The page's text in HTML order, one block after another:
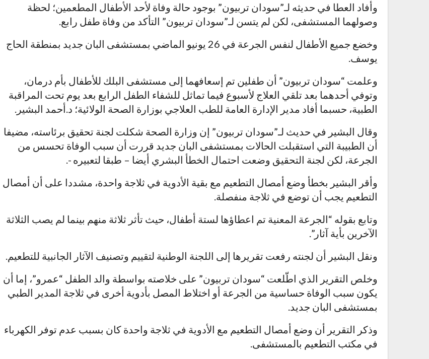
وأفاد العطا في حديثه لـ”سودان تربيون” بوجود حالة وفاة لأحد الأطفال المطعمين؛ لحظة
وصولهما المستشفى، لكن لم يتسن لـ”سودان تربيون” التأكد من وفاة طفل رابع.
وخضع جميع الأطفال لنفس الجرعة في 26 يونيو الماضي بمستشفى البان جديد بمنطقة الحاج
يوسف.
وعلمت “سودان تربيون” أن طفلين تم إسعافهما إلى مستشفى البلك للأطفال بأم درمان،
وتوفي أحدهما بعد تلقي العلاج لأسبوع فيما تماثل للشفاء الطفل الرابع بعد يوم تحت المراقبة
الطبية، حسبما أفاد مدير الإدارة العامة للطب العلاجي بوزارة الصحة الولائية؛ د.أحمد البشير.
وقال البشير في حديث لـ”سودان تربيون” إن وزارة الصحة شكلت لجنة تحقيق برئاسته، مضيفا
أن الطبيبة التي استقبلت الحالات بمستشفى البان جديد قررت أن سبب الوفاة تحسس من
الجرعة، لكن لجنة التحقيق وضعت احتمال الخطأ البشري أيضا – طبقا لتعبيره -.
وأقر البشير بخطأ وضع أمصال التطعيم مع بقية الأدوية في ثلاجة واحدة، مشددا على أن أمصال
التطعيم يجب أن توضع في ثلاجة منفصلة.
وتابع بقوله “الجرعة المعنية تم اعطاؤها لستة أطفال، حيث تأثر ثلاثة منهم بينما لم يصب الثلاثة
الآخرين بأية آثار”.
ونقل البشير أن لجنته رفعت تقريرها إلى اللجنة الوطنية لتقييم وتصنيف الآثار الجانبية للتطعيم.
وخلص التقرير الذي اطّلعت “سودان تربيون” على خلاصته بواسطة والد الطفل “عمرو”، إما أن
يكون سبب الوفاة حساسية من الجرعة أو اختلاط المصل بأدوية أخرى في ثلاجة المدير الطبي
بمستشفى البان جديد.
وذكر التقرير أن وضع أمصال التطعيم مع الأدوية في ثلاجة واحدة كان بسبب عدم توفر الكهرباء
في مكتب التطعيم بالمستشفى.